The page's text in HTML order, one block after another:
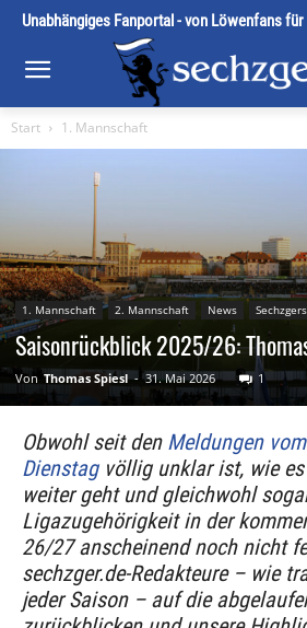
Unabhängiges Fanportal - von Löwenfans
Start 1. Mannschaft
1. Mannschaft 2. Mannschaft News
Saisonrückblick 2025/26:
Von Thomas Spiesl - 31. Mai 2026 1
Obwohl seit den Meldungen
Dienstagvöllig unklar ist, wie es
weiter geht und gleichwohl
Ligazugehörigkeit in der
26/27 anscheinend noch nicht
sechzger.de-Redakteure – wie
jeder Saison – auf die